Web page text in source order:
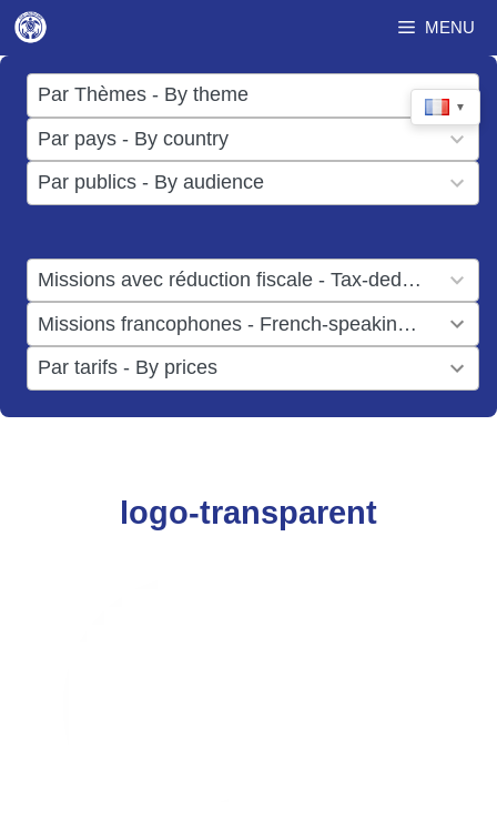
Aller
au
contenu
MENU
▼
Par Thèmes - By theme
17
results
available
Par pays - By country
50
results
available
Par publics - By audience
results
Missions avec réduction fiscale - Tax-deductible missions
result
available
Missions francophones - French-speaking missions
result
available
Par tarifs - By prices
results
available
logo-transparent